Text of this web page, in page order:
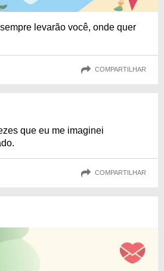
levarão você, onde quer
COMPARTILHAR
que eu me imaginei
COMPARTILHAR